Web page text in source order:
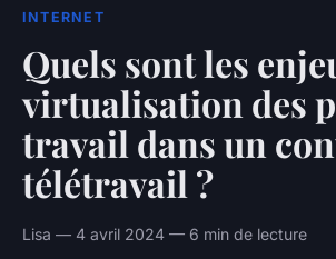
INTERNET
Quels sont les
virtualisation des
travail dans un
télétravail ?
Lisa — 4 avril 2024 — 6 min de lecture